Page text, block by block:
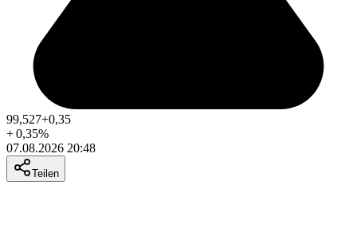
99,527+0,35
+0,35%
07.08.2026 20:48
Teilen